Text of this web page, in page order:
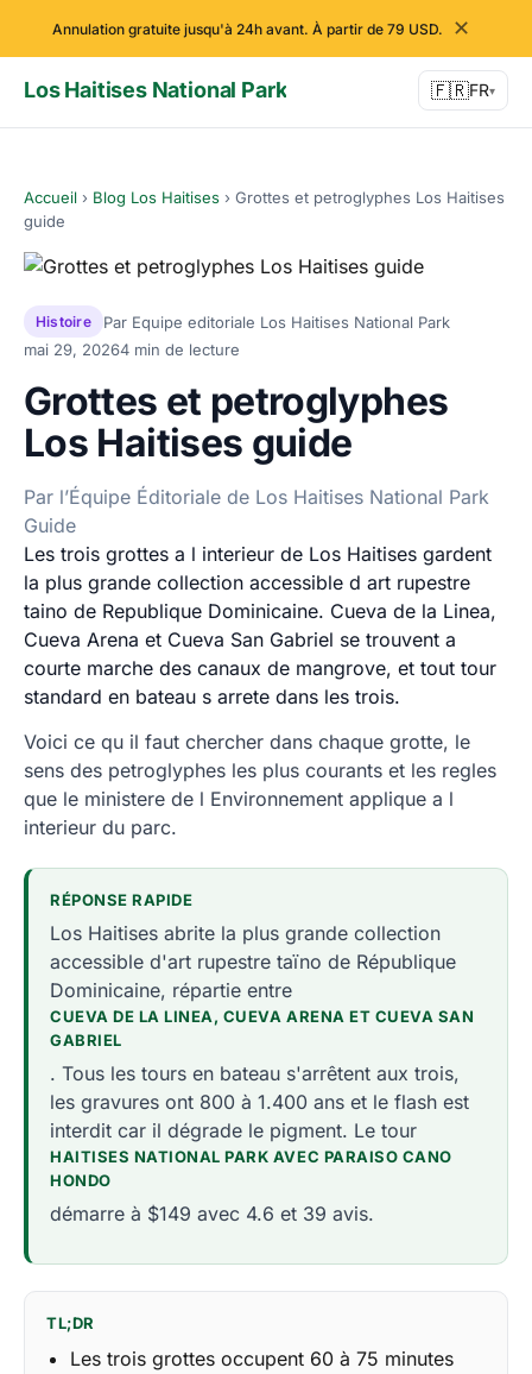
Annulation gratuite jusqu'à 24h avant. À partir de 79 USD. ✕
Los Haitises National Park 🇫🇷FR▾
Accueil › Blog Los Haitises › Grottes et petroglyphes Los Haitises
guide
Histoire
Par Equipe editoriale Los Haitises National Park
mai 29, 20264 min de lecture
Grottes et petroglyphes
Los Haitises guide
Par l’Équipe Éditoriale de Los Haitises National Park
Guide
Les trois grottes a l interieur de Los Haitises gardent
la plus grande collection accessible d art rupestre
taino de Republique Dominicaine. Cueva de la Linea,
Cueva Arena et Cueva San Gabriel se trouvent a
courte marche des canaux de mangrove, et tout tour
standard en bateau s arrete dans les trois.
Voici ce qu il faut chercher dans chaque grotte, le
sens des petroglyphes les plus courants et les regles
que le ministere de l Environnement applique a l
interieur du parc.
RÉPONSE RAPIDE
Los Haitises abrite la plus grande collection
accessible d'art rupestre taïno de République
Dominicaine, répartie entre
CUEVA DE LA LINEA, CUEVA ARENA ET CUEVA SAN
GABRIEL
. Tous les tours en bateau s'arrêtent aux trois,
les gravures ont 800 à 1.400 ans et le flash est
interdit car il dégrade le pigment. Le tour
HAITISES NATIONAL PARK AVEC PARAISO CANO
HONDO
démarre à $149 avec 4.6 et 39 avis.
TL;DR
Les trois grottes occupent 60 à 75 minutes